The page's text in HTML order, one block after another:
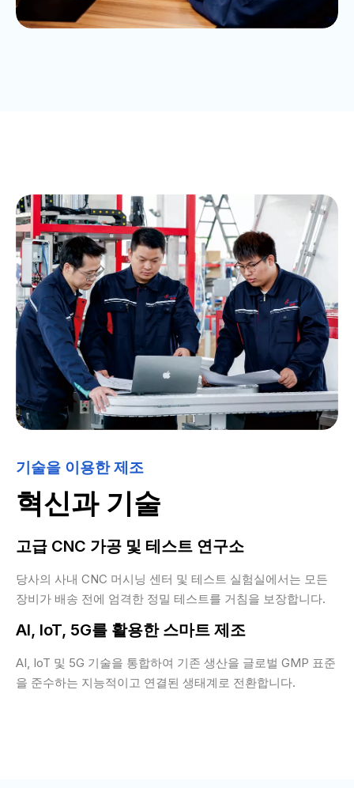
기술을 이용한 제조
혁신과 기술
고급 CNC 가공 및 테스트 연구소
당사의 사내 CNC 머시닝 센터 및 테스트 실험실에서는 모든
장비가 배송 전에 엄격한 정밀 테스트를 거침을 보장합니다.
AI, IoT, 5G를 활용한 스마트 제조
AI, IoT 및 5G 기술을 통합하여 기존 생산을 글로벌 GMP 표준
을 준수하는 지능적이고 연결된 생태계로 전환합니다.